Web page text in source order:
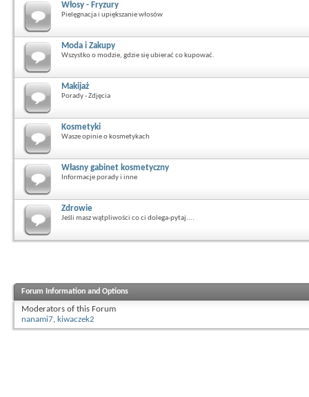
Włosy - Fryzury
Pielęgnacja i upiększanie włosów
Moda i Zakupy
Wszystko o modzie, gdzie się ubierać co kupować.
Makijaż
Porady - Zdjęcia
Kosmetyki
Wasze opinie o kosmetykach
Własny gabinet kosmetyczny
Informacje porady i inne
Zdrowie
Jeśli masz wątpliwości co ci dolega-pytaj....
Forum Information and Options
Moderators of this Forum
nanami7, kiwaczek2